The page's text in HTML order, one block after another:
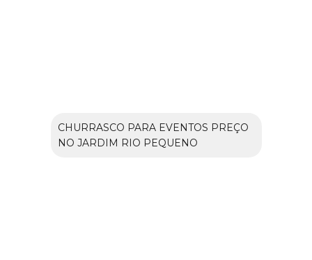
CHURRASCO PARA EVENTOS PREÇO
NO JARDIM RIO PEQUENO